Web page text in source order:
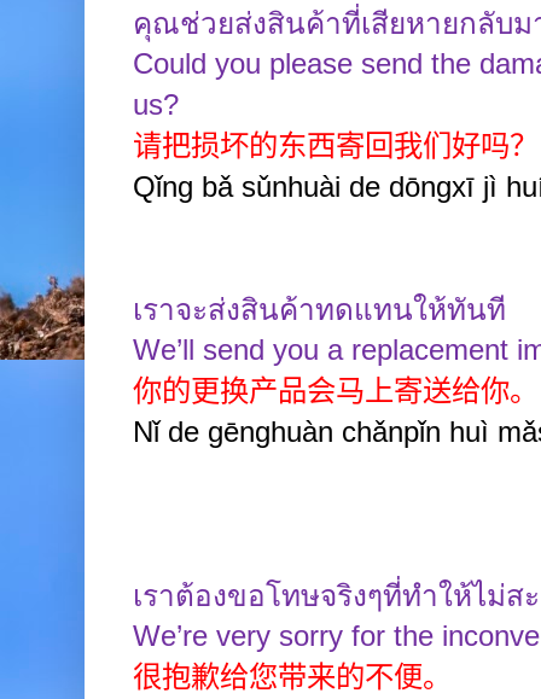
คุณช่วยส่งสินค้าที่เสียหายกลับม
Could you please send the
us?
请把损坏的东西寄回我们好吗？
Qǐng bǎ sǔnhuài de dōngxī jì
เราจะส่งสินค้าทดแทนให้ทันที
We’ll send you a replacement
你的更换产品会马上寄送给你。
Nǐ de gēnghuàn chǎnpǐn huì
เราต้องขอโทษจริงๆที่ทำให้ไม่ส
We’re very sorry for the
很抱歉给您带来的不便。